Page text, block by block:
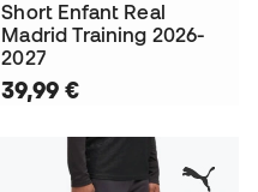
Short Enfant Real
Madrid Training 2026-
2027
39,99 €